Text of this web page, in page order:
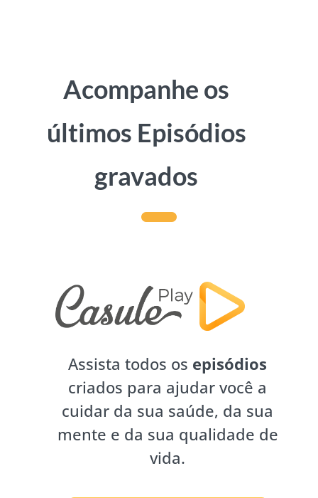
Acompanhe os
últimos Episódios
gravados
Assista todos os episódios
criados para ajudar você a
cuidar da sua saúde, da sua
mente e da sua qualidade de
vida.